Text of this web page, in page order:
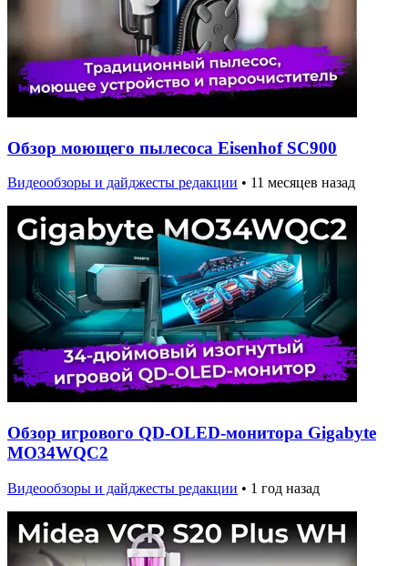
Обзор моющего пылесоса Eisenhof SC900
Видеообзоры и дайджесты редакции • 11 месяцев назад
Обзор игрового QD-OLED-монитора Gigabyte
MO34WQC2
Видеообзоры и дайджесты редакции • 1 год назад